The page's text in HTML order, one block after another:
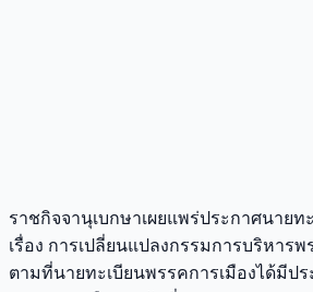
ราชกิจจานุเบกษาเผยแพร่ประกาศนายท
เรื่อง การเปลี่ยนแปลงกรรมการบริหาร
ตามที่นายทะเบียนพรรคการเมืองได้มีป